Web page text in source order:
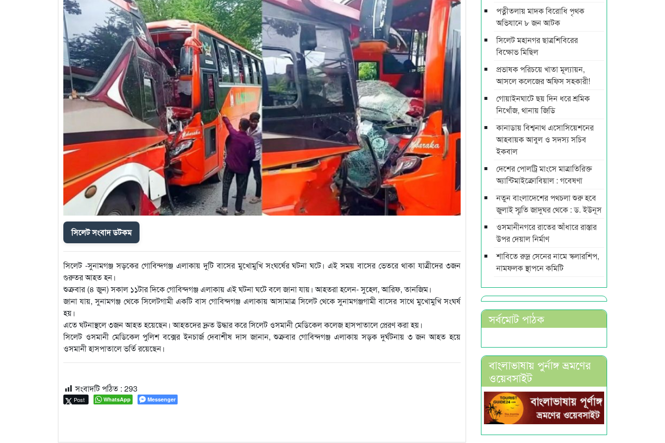
সিলেট সংবাদ ডটকম
সিলেট -সুনামগঞ্জ সড়কের গোবিন্দগঞ্জ এলাকায় দুটি বাসের মুখোমুখি সংঘর্ষের ঘটনা ঘটে। এই সময় বাসের ভেতরে থাকা যাত্রীদের ৩জন
গুরুতর আহত হন।
শুক্রবার (৪ জুন) সকাল ১১টার দিকে গোবিন্দগঞ্জ এলাকায় এই ঘটনা ঘটে বলে জানা যায়। আহতরা হলেন- সুহেল, আরিফ, তানজিম।
জানা যায়, সুনামগঞ্জ থেকে সিলেটগামী একটি বাস গোবিন্দগঞ্জ এলাকায় আসামাত্র সিলেট থেকে সুনামগঞ্জগামী বাসের সাথে মুখোমুখি সংঘর্ষ
হয়।
এতে ঘটনাস্থলে ৩জন আহত হয়েছেন। আহতদের দ্রুত উদ্ধার করে সিলেট ওসমানী মেডিকেল কলেজ হাসপাতালে প্রেরণ করা হয়।
সিলেট ওসমানী মেডিকেল পুলিশ বক্সের ইনচার্জ দেবাশীষ দাস জানান, শুক্রবার গোবিন্দগঞ্জ এলাকায় সড়ক দুর্ঘটনায় ৩ জন আহত হয়ে
ওসমানী হাসপাতালে ভর্তি রয়েছেন।
সংবাদটি পঠিত : 293
Post WhatsApp Messenger
পত্নীতলায় মাদক বিরোধি পৃথক
অভিযানে ৮ জন আটক
সিলেট মহানগর ছাত্রশিবিরের
বিক্ষোভ মিছিল
প্রভাষক পরিচয়ে খাতা মূল্যায়ন,
আসলে কলেজের অফিস সহকারী!
গোয়াইনঘাটে ছয় দিন ধরে শ্রমিক
নিখোঁজ, থানায় জিডি
কানাডায় বিশ্বনাথ এসোসিয়েশনের
আহবায়ক আবুল ও সদস্য সচিব
ইকবাল
দেশের পোলট্রি মাংসে মাত্রাতিরিক্ত
অ্যান্টিমাইক্রোবিয়াল : গবেষণা
নতুন বাংলাদেশের পথচলা শুরু হবে
জুলাই স্মৃতি জাদুঘর থেকে : ড. ইউনূস
ওসমানীনগরে রাতের আঁধারে রাস্তার
উপর দেয়াল নির্মাণ
শাবিতে রুদ্র সেনের নামে স্কলারশিপ,
নামফলক স্থাপনে কমিটি
সর্বমোট পাঠক
বাংলাভাষায় পুর্নাঙ্গ ভ্রমণের
ওয়েবসাইট